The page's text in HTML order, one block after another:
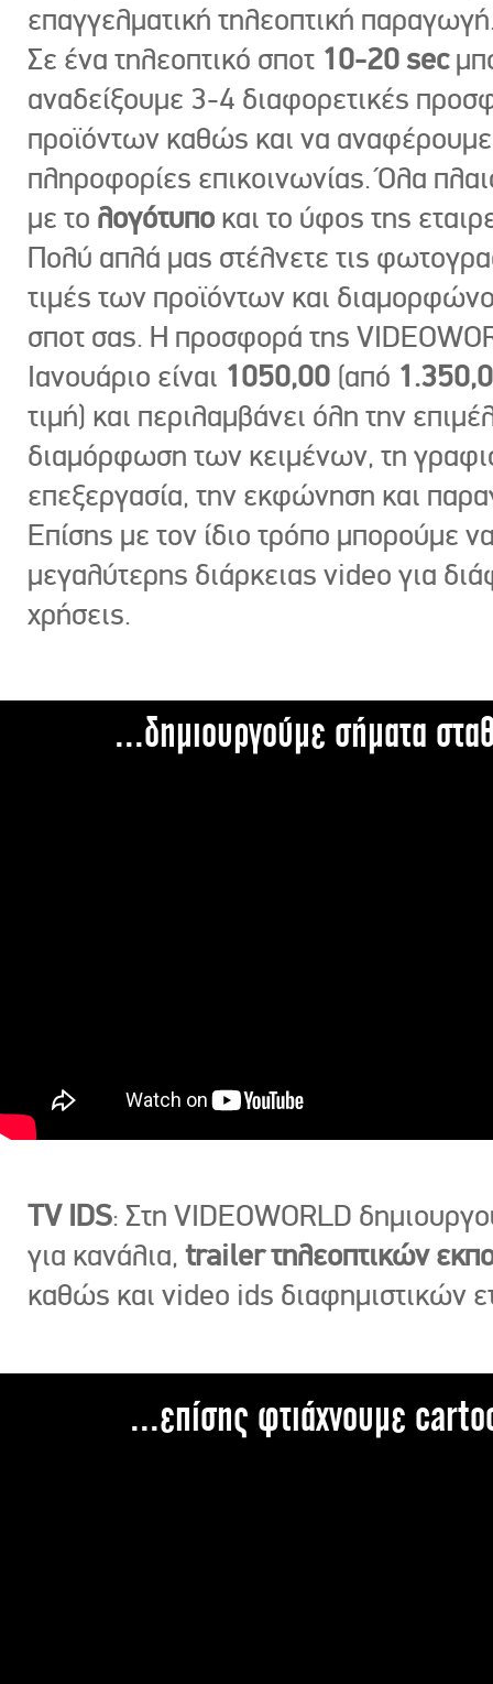
επαγγελματική τηλεοπτική
Σε ένα τηλεοπτικό σποτ 10-20 sec
αναδείξουμε 3-4 διαφορετικές
προϊόντων καθώς και να
πληροφορίες επικοινωνίας. Όλα
με το λογότυπο και το ύφος της
Πολύ απλά μας στέλνετε τις
τιμές των προϊόντων και
σποτ σας. Η προσφορά της
Ιανουάριο είναι 1050,00 (από
τιμή) και περιλαμβάνει όλη την
διαμόρφωση των κειμένων, τη
επεξεργασία, την εκφώνηση και
Επίσης με τον ίδιο τρόπο μπορούμε
μεγαλύτερης διάρκειας video για
χρήσεις.
...δημιουργούμε σήματα
TV IDS: Στη VIDEOWORLD
για κανάλια, trailer τηλεοπτικών
καθώς και video ids διαφημιστικών
...επίσης φτιάχνουμε